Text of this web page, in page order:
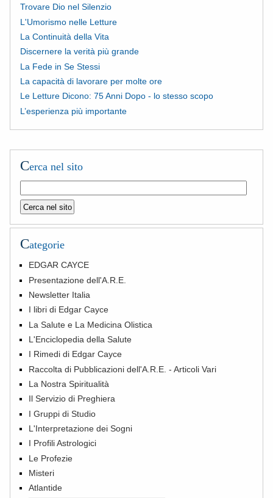
Trovare Dio nel Silenzio
L'Umorismo nelle Letture
La Continuità della Vita
Discernere la verità più grande
La Fede in Se Stessi
La capacità di lavorare per molte ore
Le Letture Dicono: 75 Anni Dopo - lo stesso scopo
L’esperienza più importante
Cerca nel sito
Categorie
EDGAR CAYCE
Presentazione dell'A.R.E.
Newsletter Italia
I libri di Edgar Cayce
La Salute e La Medicina Olistica
L'Enciclopedia della Salute
I Rimedi di Edgar Cayce
Raccolta di Pubblicazioni dell'A.R.E. - Articoli Vari
La Nostra Spiritualità
Il Servizio di Preghiera
I Gruppi di Studio
L'Interpretazione dei Sogni
I Profili Astrologici
Le Profezie
Misteri
Atlantide